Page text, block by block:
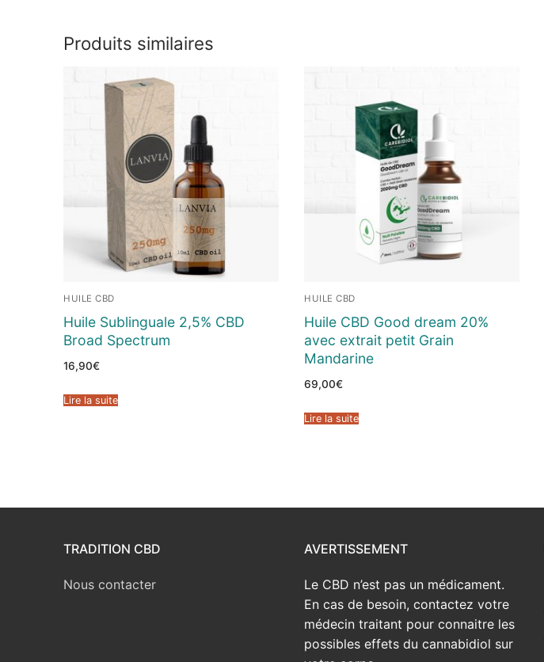
Produits similaires
HUILE CBD
Huile Sublinguale 2,5% CBD
Broad Spectrum
16,90€
Lire la suite
HUILE CBD
Huile CBD Good dream 20%
avec extrait petit Grain
Mandarine
69,00€
Lire la suite
TRADITION CBD
Nous contacter
AVERTISSEMENT
Le CBD n’est pas un médicament.
En cas de besoin, contactez votre
médecin traitant pour connaitre les
possibles effets du cannabidiol sur